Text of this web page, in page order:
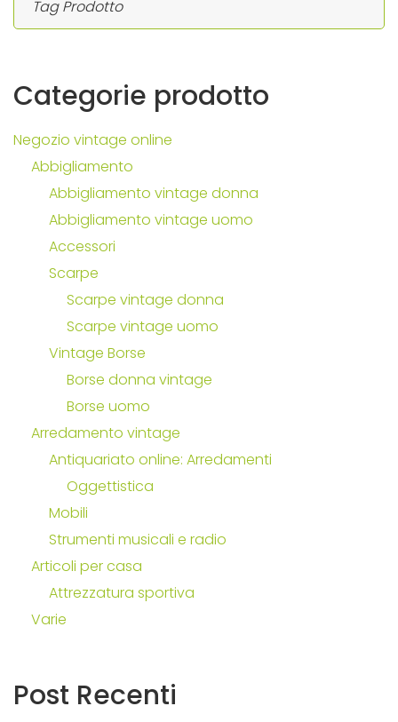
Categorie prodotto
Negozio vintage online
Abbigliamento
Abbigliamento vintage donna
Abbigliamento vintage uomo
Accessori
Scarpe
Scarpe vintage donna
Scarpe vintage uomo
Vintage Borse
Borse donna vintage
Borse uomo
Arredamento vintage
Antiquariato online: Arredamenti
Oggettistica
Mobili
Strumenti musicali e radio
Articoli per casa
Attrezzatura sportiva
Varie
Post Recenti